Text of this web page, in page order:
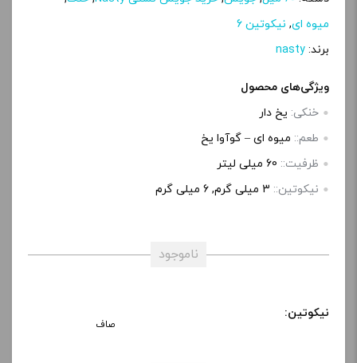
میوه ای, نیکوتین 6
برند: nasty
ویژگی‌های محصول
خنکی: یخ دار
طعم:: میوه ای – گوآوا یخ
ظرفیت:: 60 میلی‌ لیتر
نیکوتین:: 3 میلی‌ گرم, 6 میلی‌ گرم
ناموجود
نیکوتین:
صاف